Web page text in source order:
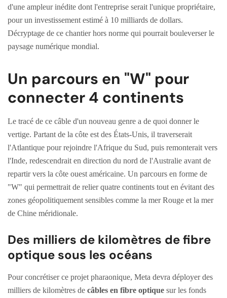
d'une ampleur inédite dont l'entreprise serait l'unique propriétaire,
pour un investissement estimé à 10 milliards de dollars.
Décryptage de ce chantier hors norme qui pourrait bouleverser le
paysage numérique mondial.
Un parcours en "W" pour
connecter 4 continents
Le tracé de ce câble d'un nouveau genre a de quoi donner le
vertige. Partant de la côte est des États-Unis, il traverserait
l'Atlantique pour rejoindre l'Afrique du Sud, puis remonterait vers
l'Inde, redescendrait en direction du nord de l'Australie avant de
repartir vers la côte ouest américaine. Un parcours en forme de
"W" qui permettrait de relier quatre continents tout en évitant des
zones géopolitiquement sensibles comme la mer Rouge et la mer
de Chine méridionale.
Des milliers de kilomètres de fibre
optique sous les océans
Pour concrétiser ce projet pharaonique, Meta devra déployer des
milliers de kilomètres de câbles en fibre optique sur les fonds